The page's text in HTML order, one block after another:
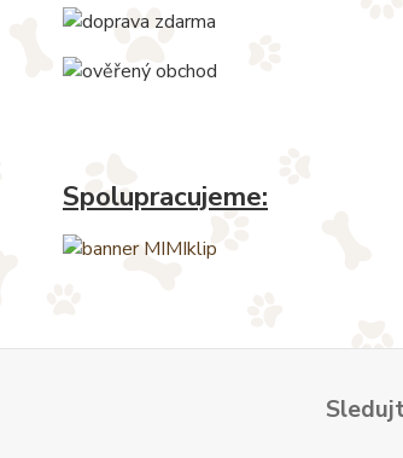
Spolupracujeme: